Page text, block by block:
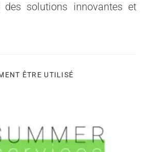
solutions innovantes et
ÊTRE UTILISÉ